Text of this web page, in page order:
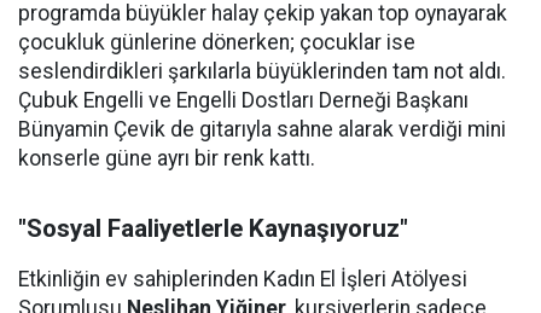
programda büyükler halay çekip yakan top oynayarak
çocukluk günlerine dönerken; çocuklar ise
seslendirdikleri şarkılarla büyüklerinden tam not aldı.
Çubuk Engelli ve Engelli Dostları Derneği Başkanı
Bünyamin Çevik de gitarıyla sahne alarak verdiği mini
konserle güne ayrı bir renk kattı.
"Sosyal Faaliyetlerle Kaynaşıyoruz"
Etkinliğin ev sahiplerinden Kadın El İşleri Atölyesi
Sorumlusu Neslihan Yiğiner , kursiyerlerin sadece